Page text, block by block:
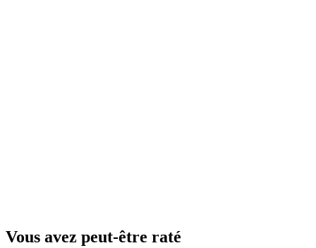
Vous avez peut-être raté